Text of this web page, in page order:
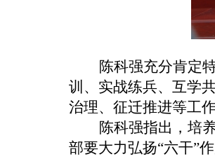
陈科强充分肯定
训、实战练兵、互学
治理、征迁推进等工
陈科强指出，培
部要大力弘扬“六干”